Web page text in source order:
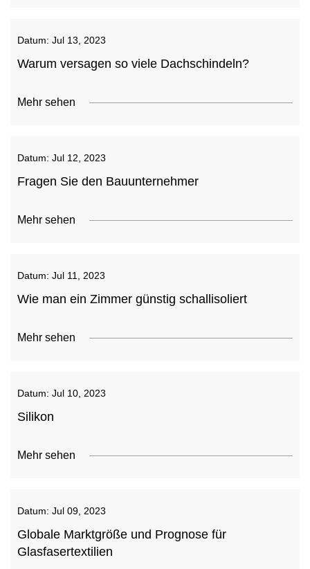
Datum: Jul 13, 2023
Warum versagen so viele Dachschindeln?
Mehr sehen
Datum: Jul 12, 2023
Fragen Sie den Bauunternehmer
Mehr sehen
Datum: Jul 11, 2023
Wie man ein Zimmer günstig schallisoliert
Mehr sehen
Datum: Jul 10, 2023
Silikon
Mehr sehen
Datum: Jul 09, 2023
Globale Marktgröße und Prognose für
Glasfasertextilien